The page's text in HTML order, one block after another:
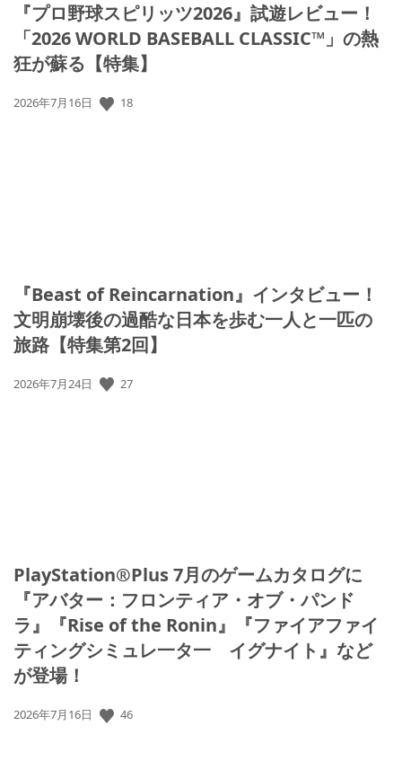
『プロ野球スピリッツ2026』試遊レビュー！
「2026 WORLD BASEBALL CLASSIC™」の熱
狂が蘇る【特集】
公
2026年7月16日 18
『Beast of Reincarnation』インタビュー！
文明崩壊後の過酷な日本を歩む一人と一匹の
旅路【特集第2回】
公
2026年7月24日 27
PlayStation®Plus 7月のゲームカタログに
『アバター：フロンティア・オブ・パンド
ラ』『Rise of the Ronin』『ファイアファイ
ティングシミュレ一タ一 イグナイト』など
が登場！
公
2026年7月16日 46